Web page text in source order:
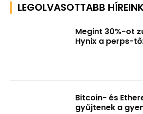
LEGOLVASOTTABB
Megint 30%-ot
Hynix a perps-
Bitcoin- és
gyűjtenek a